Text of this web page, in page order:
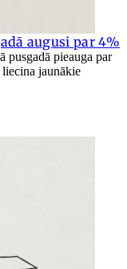
augusi par 4%
pusgadā pieauga par
jaunākie